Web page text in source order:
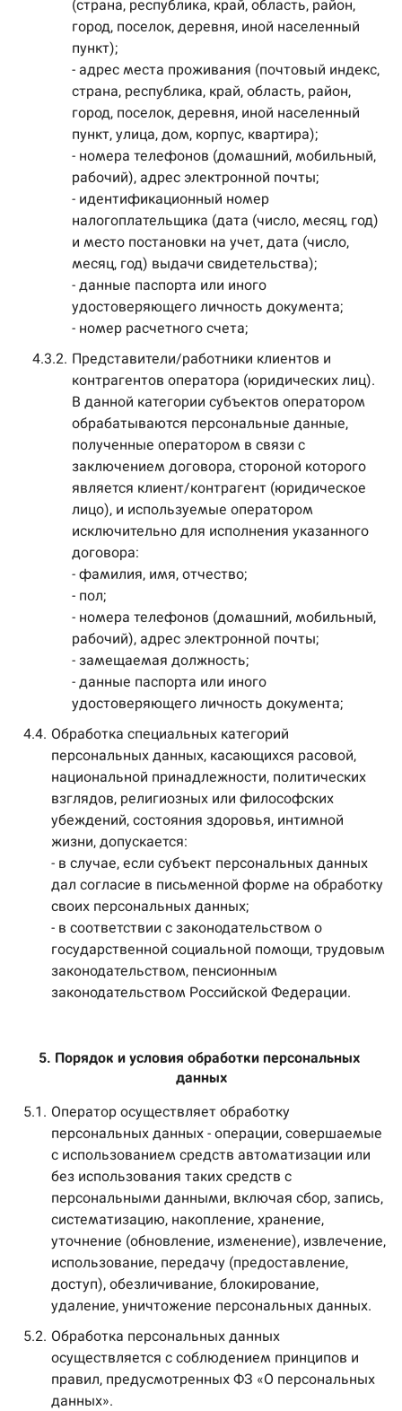
(страна, республика, край, область, район,
город, поселок, деревня, иной населенный
пункт);
- адрес места проживания (почтовый индекс,
страна, республика, край, область, район,
город, поселок, деревня, иной населенный
пункт, улица, дом, корпус, квартира);
- номера телефонов (домашний, мобильный,
рабочий), адрес электронной почты;
- идентификационный номер
налогоплательщика (дата (число, месяц, год)
и место постановки на учет, дата (число,
месяц, год) выдачи свидетельства);
- данные паспорта или иного
удостоверяющего личность документа;
- номер расчетного счета;
4.3.2. Представители/работники клиентов и
контрагентов оператора (юридических лиц).
В данной категории субъектов оператором
обрабатываются персональные данные,
полученные оператором в связи с
заключением договора, стороной которого
является клиент/контрагент (юридическое
лицо), и используемые оператором
исключительно для исполнения указанного
договора:
- фамилия, имя, отчество;
- пол;
- номера телефонов (домашний, мобильный,
рабочий), адрес электронной почты;
- замещаемая должность;
- данные паспорта или иного
удостоверяющего личность документа;
4.4. Обработка специальных категорий
персональных данных, касающихся расовой,
национальной принадлежности, политических
взглядов, религиозных или философских
убеждений, состояния здоровья, интимной
жизни, допускается:
- в случае, если субъект персональных данных
дал согласие в письменной форме на обработку
своих персональных данных;
- в соответствии с законодательством о
государственной социальной помощи, трудовым
законодательством, пенсионным
законодательством Российской Федерации.
5. Порядок и условия обработки персональных
данных
5.1. Оператор осуществляет обработку
персональных данных - операции, совершаемые
с использованием средств автоматизации или
без использования таких средств с
персональными данными, включая сбор, запись,
систематизацию, накопление, хранение,
уточнение (обновление, изменение), извлечение,
использование, передачу (предоставление,
доступ), обезличивание, блокирование,
удаление, уничтожение персональных данных.
5.2. Обработка персональных данных
осуществляется с соблюдением принципов и
правил, предусмотренных ФЗ «О персональных
данных».